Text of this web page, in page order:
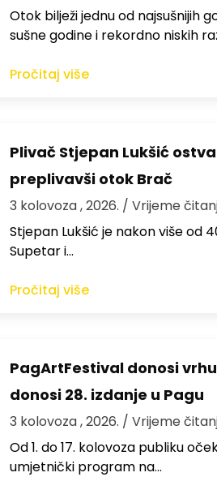
Otok bilježi jednu od najsušnijih
sušne godine i rekordno niskih
Pročitaj više
Plivač Stjepan Lukšić
preplivavši otok Brač
3 kolovoza , 2026. / Vrijeme
St​jepan Lukšić je nakon više od
Supetar i…
Pročitaj više
PagArtFestival donosi
donosi 28. izdanje u Pagu
3 kolovoza , 2026. / Vrijeme
Od 1. do 17. kolovoza publiku
umjetnički program na…